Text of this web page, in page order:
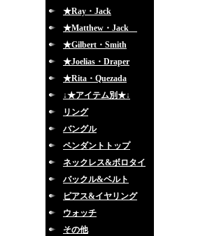
★Ray・Jack
★Matthew・Jack
★Gilbert・Smith
★Joelias・Draper
★Rita・Quezada
↓★アイテム別★↓
リング
バングル
ペンダントトップ
ネックレス&ボロタイ
バックル&ベルト
ピアス&イヤリング
ウォッチ
その他